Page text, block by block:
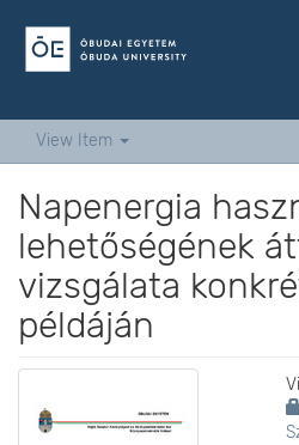
View Item
Napenergia
lehetőségének
vizsgálata
példáján